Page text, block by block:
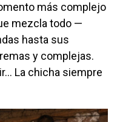
más complejo
mezcla todo —
hasta sus
y complejas.
La chicha siempre